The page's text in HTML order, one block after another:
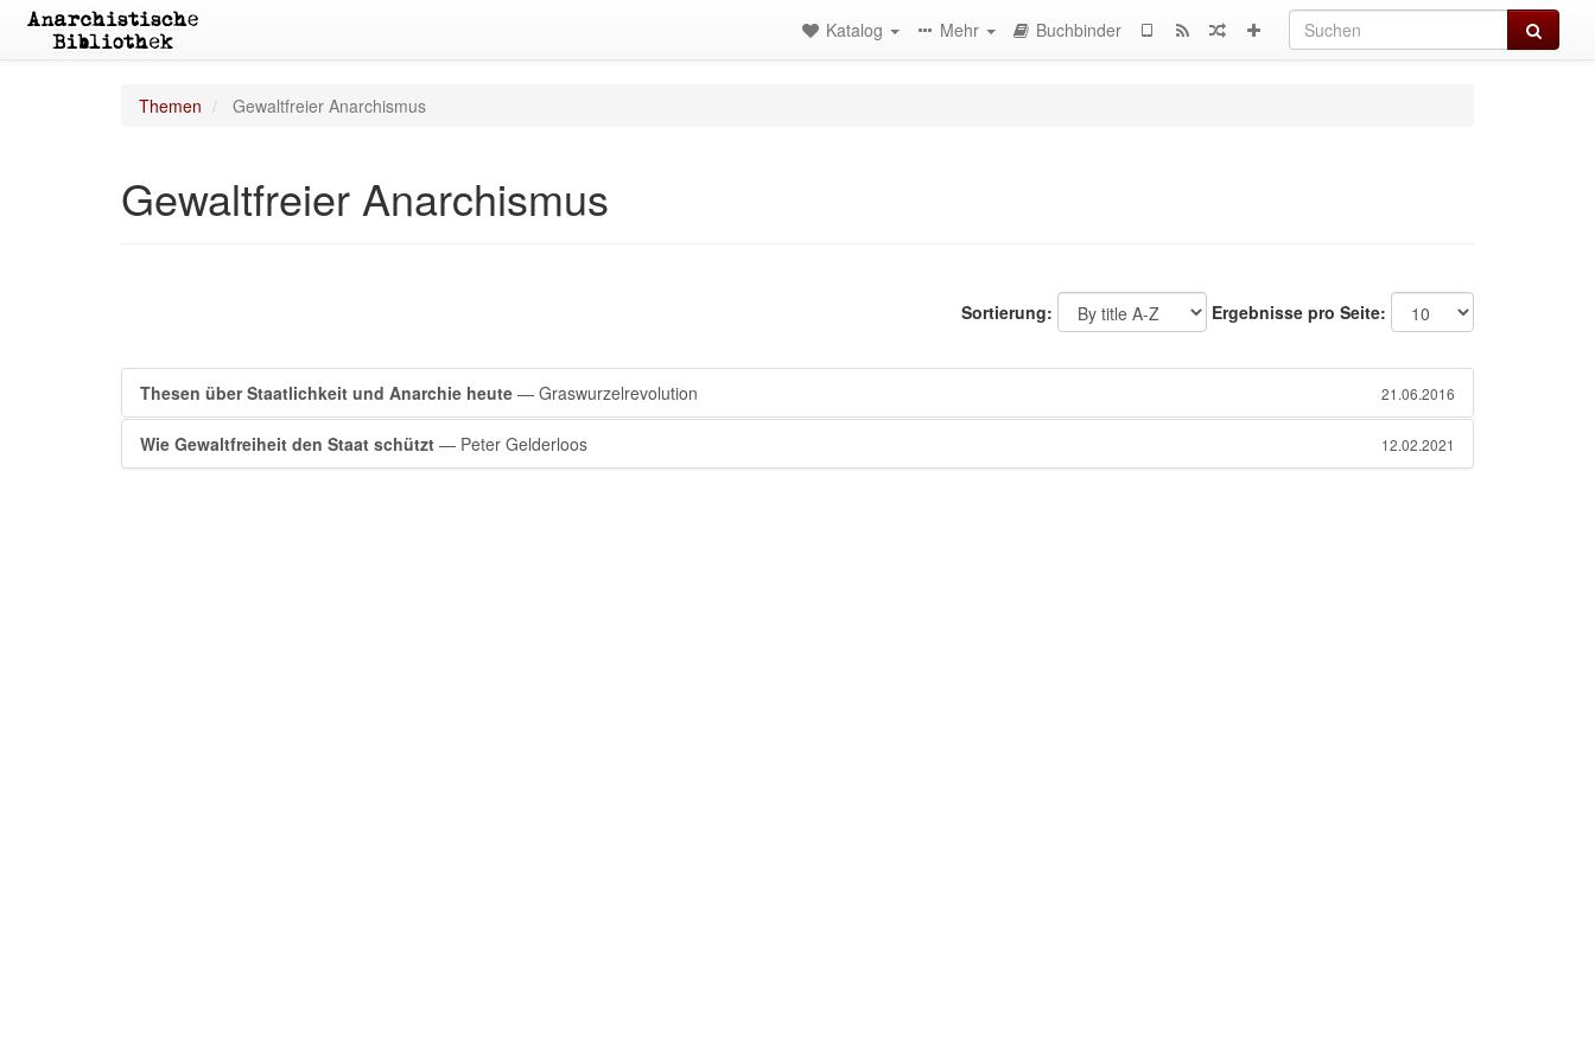
Suchen
Katalog Mehr Buchbinder
Themen Gewaltfreier Anarchismus
Gewaltfreier Anarchismus
Sortierung: Ergebnisse pro Seite:
Thesen über Staatlichkeit und Anarchie heute — Graswurzelrevolution 21.06.2016
Wie Gewaltfreiheit den Staat schützt — Peter Gelderloos 12.02.2021